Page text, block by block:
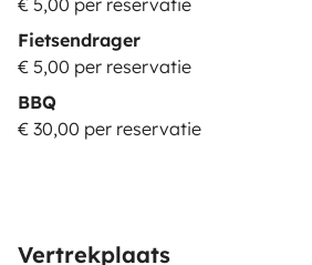
Fietsendrager
€ 5,00 per reservatie
BBQ
€ 30,00 per reservatie
Vertrekplaats